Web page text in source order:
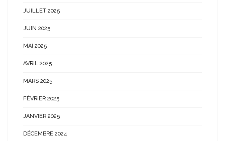
JUILLET 2025
JUIN 2025
MAI 2025
AVRIL 2025
MARS 2025
FÉVRIER 2025
JANVIER 2025
DÉCEMBRE 2024